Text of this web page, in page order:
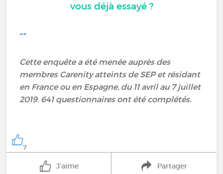
vous déjà essayé ?
--
Cette enquête a été menée auprès des
membres Carenity atteints de SEP et résidant
en France ou en Espagne, du 11 avril au 7 juillet
2019. 641 questionnaires ont été complétés.
7
J'aime Partager